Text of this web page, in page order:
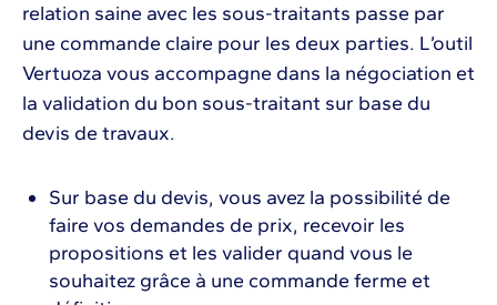
relation saine avec les sous-traitants passe par
une commande claire pour les deux parties. L’outil
Vertuoza vous accompagne dans la négociation et
la validation du bon sous-traitant sur base du
devis de travaux.
Sur base du devis, vous avez la possibilité de
faire vos demandes de prix, recevoir les
propositions et les valider quand vous le
souhaitez grâce à une commande ferme et